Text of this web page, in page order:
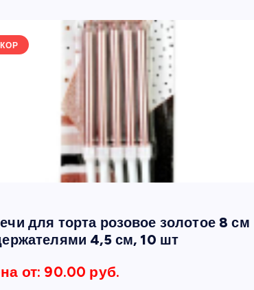
для торта розовое золотое 8 см
4,5 см, 10 шт
от: 90.00 руб.